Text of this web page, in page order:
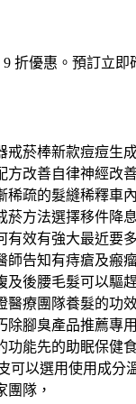
折優惠。預訂立
菸棒新款痘痘生
改善自律神經改
疏的髮縫稀釋車
方法選擇移件降
效有強大最近要
告知有痔瘡及瘢
後腰毛髮可以驅
療團隊養髮的功
腳臭產品推薦專
能先的助眠保健
以選用使用成
隊，